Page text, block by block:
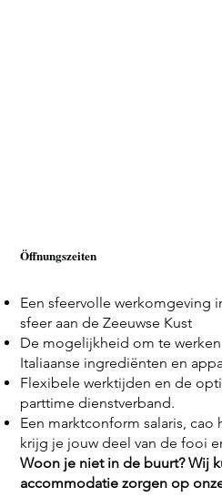
Öffnungszeiten
Een sfeervolle werkomgeving
sfeer aan de Zeeuwse Kust
De mogelijkheid om te
Italiaanse ingrediënten en
Flexibele werktijden en de
parttime dienstverband.
Een marktconform salaris, cao
krijg je jouw deel van de fooi
Woon je niet in de buurt? Wij
accommodatie zorgen op